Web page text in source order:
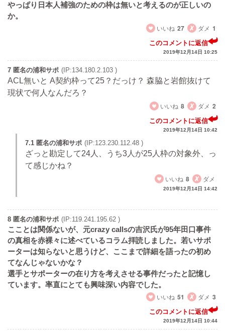
やっぱり日本人補強のための枠は無いと考えるのが正しいの
か。
いいね 27 ダメ 1
このコメントに返信
2019年12月14日 10:25
7 匿名の浦和サポ (IP:134.180.2.103 )
ACL無いと A契約枠って25？だっけ？ 森脇と岩館抜けて
現状で何人なんだろ？
いいね 8 ダメ 2
このコメントに返信
2019年12月14日 10:42
7.1 匿名の浦和サポ (IP:123.230.112.48 )
ざっと勘定して24人、うち3人が25人枠の対象外、っ
て感じかね？
いいね 8 ダメ
2019年12月14日 14:42
8 匿名の浦和サポ (IP:119.241.195.62 )
こことは関係ないが、元crazy callsの吉沢氏が95年田口事件
の真相を赤裸々に述べているコラム拝読しました。若いサポ
ーターは知らないと思うけど、ここまで詳細を語ったの初め
てなんじゃないかな？
選手とサポーターの在り方を考えさせる事件だったと記憶し
ています。率直にとても興味深い内容でした。
いいね 51 ダメ 3
このコメントに返信
2019年12月14日 10:44